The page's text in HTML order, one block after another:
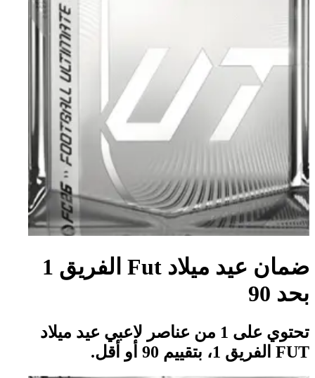
ضمان عيد ميلاد Fut الفريق 1
بحد 90
تحتوي على 1 من عناصر لاعبي عيد ميلاد
FUT الفريق 1، بتقييم 90 أو أقل.